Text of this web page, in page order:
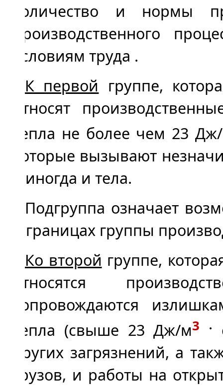
количество и нормы
производственного
условиям труда .
К первой группе,
относят
тепла не более чем 23
которые вызывают
а иногда и тела.
Подгруппа означает
в границах группы
Ко второй группе,
относятся
сопровождаются
тепла (свыше 23 Дж/м3 ·
других загрязнений, а
грузов, и работы на